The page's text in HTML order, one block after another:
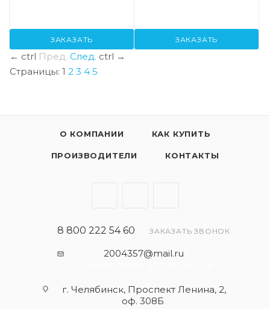
ЗАКАЗАТЬ ЗАКАЗАТЬ
← ctrl Пред. След. ctrl →
Страницы: 1 2 3 4 5
О КОМПАНИИ КАК КУПИТЬ
ПРОИЗВОДИТЕЛИ КОНТАКТЫ
8 800 222 54 60 ЗАКАЗАТЬ ЗВОНОК
2004357@mail.ru
г. Челябинск, Проспект Ленина, 2,
оф. 308Б